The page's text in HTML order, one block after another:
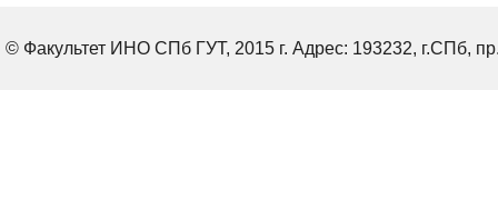
© Факультет ИНО СПб ГУТ, 2015 г. Адрес: 193232, г.СПб,